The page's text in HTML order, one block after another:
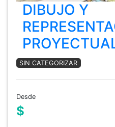
DIBUJO Y
SIN CATEGORIZAR
Desde
$